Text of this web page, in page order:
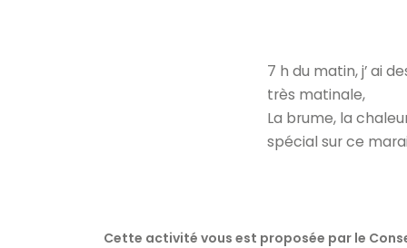
7 h du matin, j’ ai
très matinale,
La brume, la
spécial sur ce
Cette activité vous est proposée par le